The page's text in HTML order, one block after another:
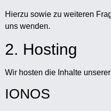
Hierzu sowie zu weiteren
uns wenden.
2. Hosting
Wir hosten die Inhalte
IONOS